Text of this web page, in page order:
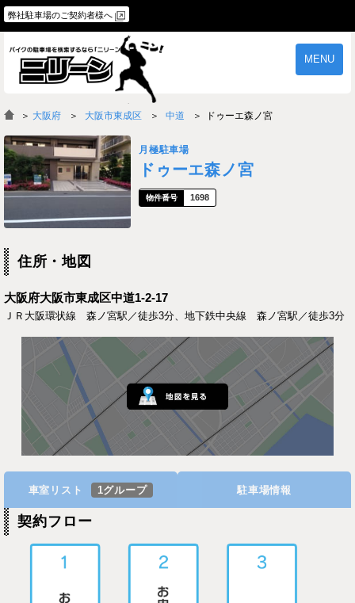
弊社駐車場のご契約者様へ
MENU
物件一覧 ご契約の流れ
よくあるご質問
＞ 大阪府 大阪市東成区 中道 ドゥーエ森ノ宮
月極駐車場
ドゥーエ森ノ宮
1698
住所・地図
大阪府大阪市東成区中道1-2-17
ＪＲ大阪環状線 森ノ宮駅／徒歩3分、地下鉄中央線 森ノ宮駅／徒歩3分
車室リスト 1グループ 駐車場情報
契約フロー